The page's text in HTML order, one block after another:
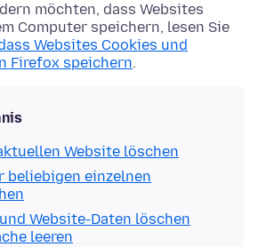
möchten, dass Websites
Computer speichern, lesen Sie
Websites Cookies und
Firefox speichern.
Website löschen
beliebigen einzelnen
Website-Daten löschen
leeren